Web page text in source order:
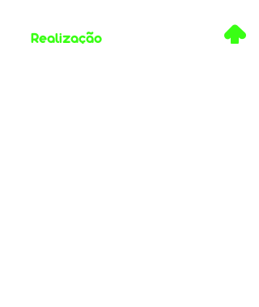
Realização .